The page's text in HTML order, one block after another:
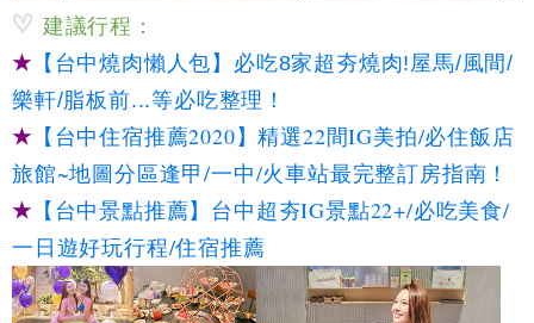
建議行程：
★ 【台中燒肉懶人包】必吃8家超夯燒肉!屋馬/風間/
樂軒/脂板前...等必吃整理！
★ 【台中住宿推薦2020】精選22間IG美拍/必住飯店
旅館~地圖分區逢甲/一中/火車站最完整訂房指南！
★ 【台中景點推薦】台中超夯IG景點22+/必吃美食/
一日遊好玩行程/住宿推薦